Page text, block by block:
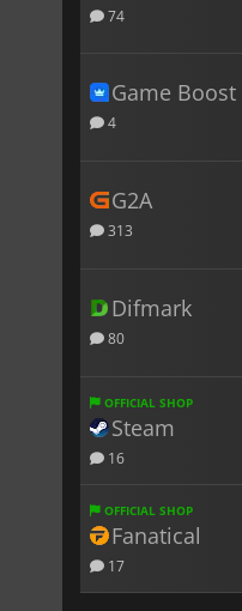
74
Game Boost
4
G2A
313
Difmark
80
OFFICIAL SHOP
Steam
16
OFFICIAL SHOP
Fanatical
17